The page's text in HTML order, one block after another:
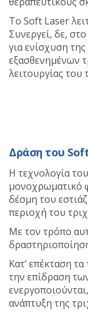
Το Soft Laser
Συνεργεί, δε,
για ενίσχυση
εξασθενημένων
λειτουργίας του
Δράση του
Η τεχνολογία
μονοχρωματικό
δέσμη του
περιοχή του
Με τον τρόπο
Κατ’ επέκταση
την επίδραση
ανάπτυξη της